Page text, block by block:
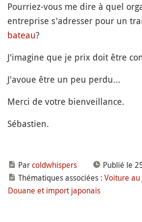
Pourriez-vous me dire à quel
entreprise s'adresser pour un
bateau?
J'imagine que je prix doit être
J'avoue être un peu perdu...
Merci de votre bienveillance.
Sébastien.
Par coldwhispers
Publié le
Thématiques associées : Voiture au
Douane et import japonais